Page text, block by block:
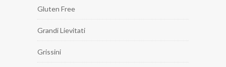
Gluten Free
Grandi Lievitati
Grissini